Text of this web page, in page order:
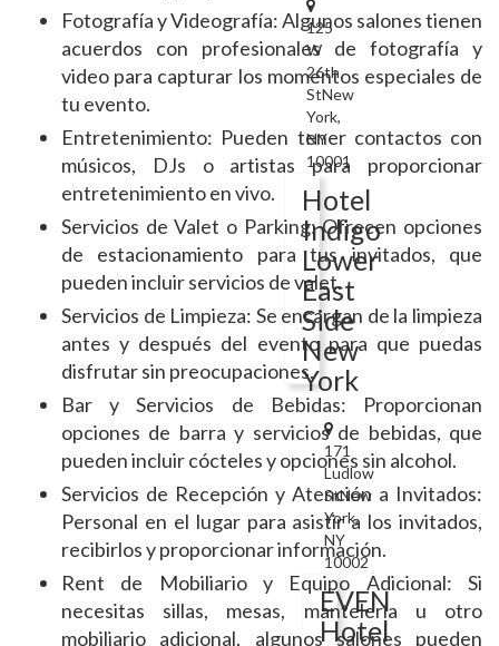
125
W
26th
StNew
York,
NY
10001
Hotel
Indigo
Lower
East
Side
New
York
171
Ludlow
StNew
York,
NY
10002
EVEN
Hotel
Fotografía y Videografía: Algunos salones tienen
acuerdos con profesionales de fotografía y
video para capturar los momentos especiales de
tu evento.
Entretenimiento: Pueden tener contactos con
músicos, DJs o artistas para proporcionar
entretenimiento en vivo.
Servicios de Valet o Parking: Ofrecen opciones
de estacionamiento para tus invitados, que
pueden incluir servicios de valet.
Servicios de Limpieza: Se encargan de la limpieza
antes y después del evento para que puedas
disfrutar sin preocupaciones.
Bar y Servicios de Bebidas: Proporcionan
opciones de barra y servicios de bebidas, que
pueden incluir cócteles y opciones sin alcohol.
Servicios de Recepción y Atención a Invitados:
Personal en el lugar para asistir a los invitados,
recibirlos y proporcionar información.
Rent de Mobiliario y Equipo Adicional: Si
necesitas sillas, mesas, mantelería u otro
mobiliario adicional, algunos salones pueden